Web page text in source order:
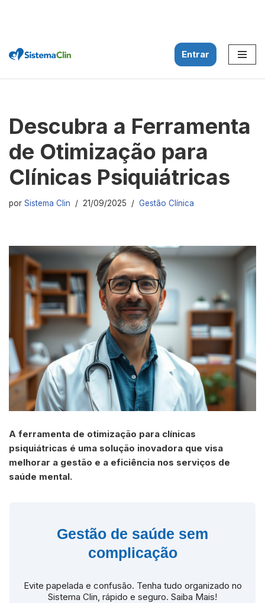
Pular
Entrar
Descubra a Ferramenta
de Otimização para
Clínicas Psiquiátricas
por Sistema Clin 21/09/2025 Gestão Clínica
A ferramenta de otimização para clínicas
psiquiátricas é uma solução inovadora que visa
melhorar a gestão e a eficiência nos serviços de
saúde mental.
Gestão de saúde sem
complicação
Evite papelada e confusão. Tenha tudo organizado no
Sistema Clin, rápido e seguro. Saiba Mais!